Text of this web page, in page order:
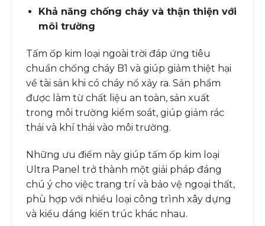
Khả năng chống cháy và thận thiện với
môi trường
Tấm ốp kim loại ngoài trời đáp ứng tiêu
chuẩn chống cháy B1 và giúp giảm thiệt hại
về tài sản khi có cháy nổ xảy ra. Sản phẩm
được làm từ chất liệu an toàn, sản xuất
trong môi trường kiểm soát, giúp giảm rác
thải và khí thải vào môi trường.
Những ưu điểm này giúp tấm ốp kim loại
Ultra Panel trở thành một giải pháp đáng
chú ý cho việc trang trí và bảo vệ ngoại thất,
phù hợp với nhiều loại công trình xây dựng
và kiểu dáng kiến trúc khác nhau.